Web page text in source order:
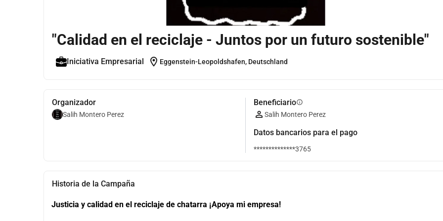
"Calidad en el reciclaje - Juntos por un futuro sostenible"
Iniciativa Empresarial location_on Eggenstein-Leopoldshafen, Deutschland
Organizador
Salih Montero Perez
Beneficiarioinfo
Salih Montero Perez
Datos bancarios para el pago
**************3765
Historia de la Campaña
Justicia y calidad en el reciclaje de chatarra ¡Apoya mi empresa!